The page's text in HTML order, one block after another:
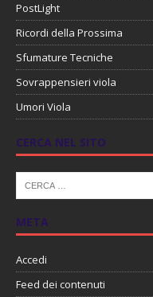
PostLight
Ricordi della Prossima
Sfumature Tecniche
Sovrappensieri viola
Umori Viola
CERCA NEL SITO
META
Accedi
Feed dei contenuti